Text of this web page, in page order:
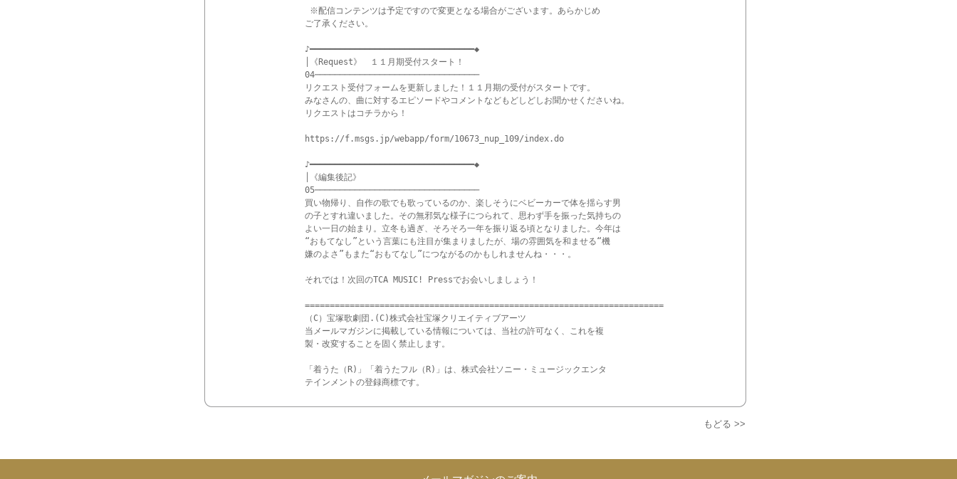
※配信コンテンツは予定ですので変更となる場合がございます。あらかじめ
ご了承ください。
♪━━━━━━━━━━━━━━━━━━━━━━━━━━━━━━━━━◆
│《Request》　１１月期受付スタート！
04─────────────────────────────────
リクエスト受付フォームを更新しました！１１月期の受付がスタートです。
みなさんの、曲に対するエピソードやコメントなどもどしどしお聞かせくださいね。
リクエストはコチラから！
https://f.msgs.jp/webapp/form/10673_nup_109/index.do
♪━━━━━━━━━━━━━━━━━━━━━━━━━━━━━━━━━◆
│《編集後記》
05─────────────────────────────────
買い物帰り、自作の歌でも歌っているのか、楽しそうにベビーカーで体を揺らす男
の子とすれ違いました。その無邪気な様子につられて、思わず手を振った気持ちの
よい一日の始まり。立冬も過ぎ、そろそろ一年を振り返る頃となりました。今年は
“おもてなし”という言葉にも注目が集まりましたが、場の雰囲気を和ませる“機
嫌のよさ”もまた“おもてなし”につながるのかもしれませんね・・・。
それでは！次回のTCA MUSIC! Pressでお会いしましょう！
========================================================================
（C）宝塚歌劇団.(C)株式会社宝塚クリエイティブアーツ
当メールマガジンに掲載している情報については、当社の許可なく、これを複
製・改変することを固く禁止します。
「着うた（R)」「着うたフル（R)」は、株式会社ソニー・ミュージックエンタ
もどる >>